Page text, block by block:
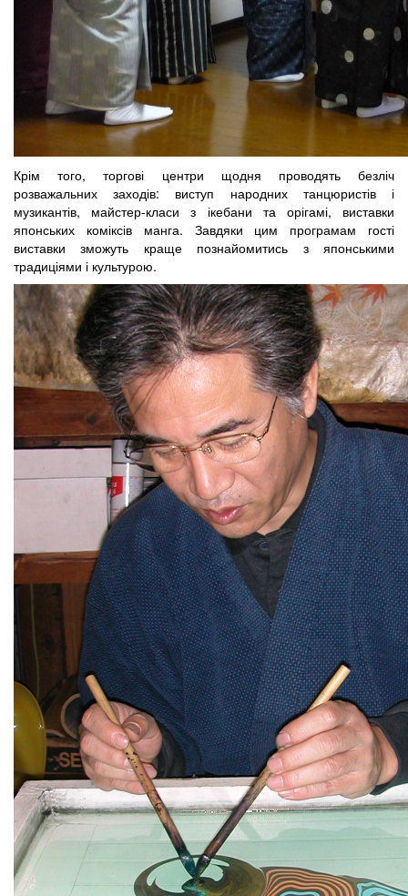
Крім того, торгові центри щодня проводять безліч
розважальних заходів: виступ народних танцюристів і
музикантів, майстер-класи з ікебани та орігамі, виставки
японських коміксів манга. Завдяки цим програмам гості
виставки зможуть краще познайомитись з японськими
традиціями і культурою.